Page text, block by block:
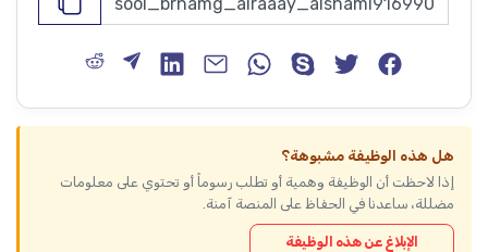
هل هذه الوظيفة مشبوهة؟
إذا لاحظت أن الوظيفة وهمية أو تطلب رسوماً أو تحتوي على معلومات
مضللة، ساعدنا في الحفاظ على المنصة آمنة.
الإبلاغ عن هذه الوظيفة